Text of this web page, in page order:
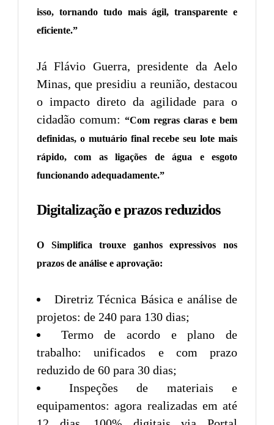
isso, tornando tudo mais ágil, transparente e
eficiente.”
Já Flávio Guerra, presidente da Aelo
Minas, que presidiu a reunião, destacou
o impacto direto da agilidade para o
cidadão comum: “Com regras claras e bem
definidas, o mutuário final recebe seu lote mais
rápido, com as ligações de água e esgoto
funcionando adequadamente.”
Digitalização e prazos reduzidos
O Simplifica trouxe ganhos expressivos nos
prazos de análise e aprovação:
Diretriz Técnica Básica e análise de
projetos: de 240 para 130 dias;
Termo de acordo e plano de
trabalho: unificados e com prazo
reduzido de 60 para 30 dias;
Inspeções de materiais e
equipamentos: agora realizadas em até